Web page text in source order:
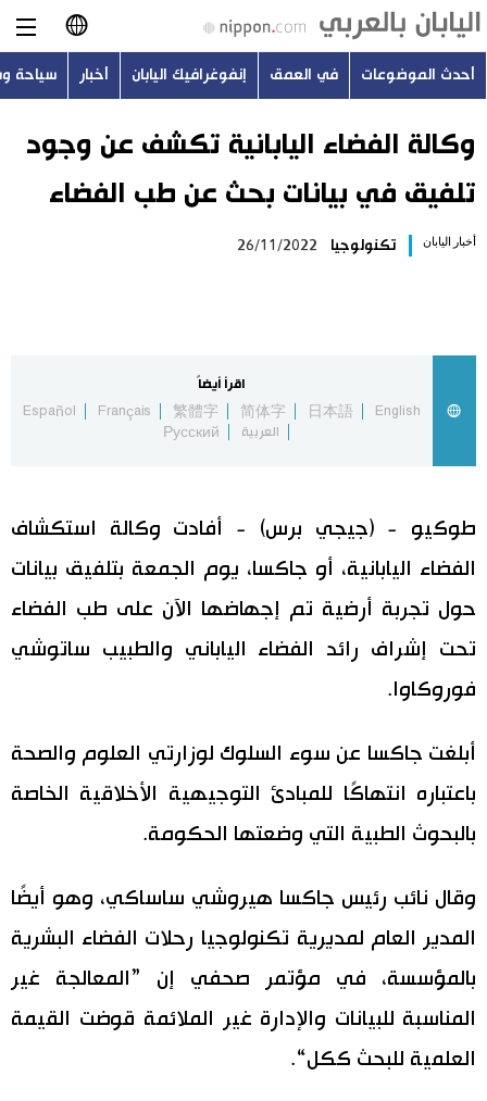
日本語
English
简体字
Русский
أحدث الموضوعات
اليابان في فيديو
مانغا وأنيمي
علوم وتكنولوجيا
الأقسام
صور
أشخاص
تجارب وآراء
سياسة
اقتصاد
اللغة اليابانية
موسوعة اليابان
المطبخ الياباني
تواصل معنا
أحدث الموضوعات في العمق إنفوغرافيك اليابان أخبار سياحة
وكالة الفضاء اليابانية تكشف عن وجود
تلفيق في بيانات بحث عن طب الفضاء
أخبار اليابان تكنولوجيا 26/11/2022
اقرأ أيضاً
English
日本語
简体字
繁體字
Français
Español
العربية
Русский
طوكيو - (جيجي برس) - أفادت وكالة استكشاف
الفضاء اليابانية، أو جاكسا، يوم الجمعة بتلفيق بيانات
حول تجربة أرضية تم إجهاضها الآن على طب الفضاء
تحت إشراف رائد الفضاء الياباني والطبيب ساتوشي
فوروكاوا.
أبلغت جاكسا عن سوء السلوك لوزارتي العلوم والصحة
باعتباره انتهاكًا للمبادئ التوجيهية الأخلاقية الخاصة
بالبحوث الطبية التي وضعتها الحكومة.
وقال نائب رئيس جاكسا هيروشي ساساكي، وهو أيضًا
المدير العام لمديرية تكنولوجيا رحلات الفضاء البشرية
بالمؤسسة، في مؤتمر صحفي إن ”المعالجة غير
المناسبة للبيانات والإدارة غير الملائمة قوضت القيمة
العلمية للبحث ككل“.